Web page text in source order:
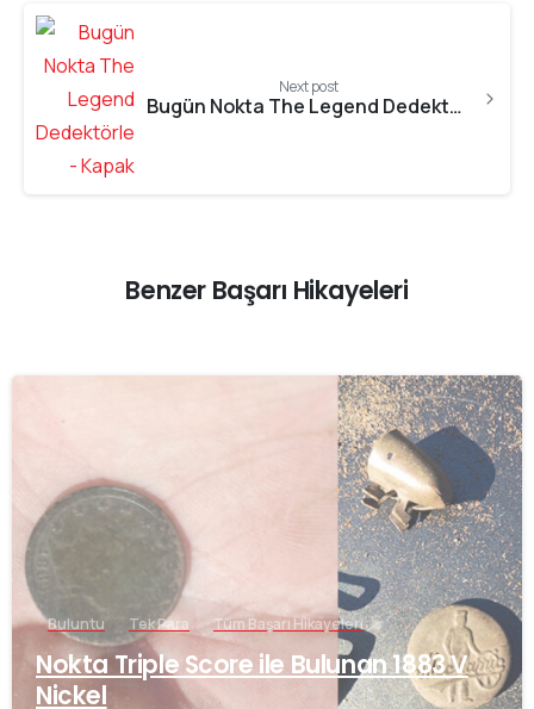
Next post
Bugün Nokta The Legend Dedektörle
Benzer Başarı Hikayeleri
-
Buluntu Tek Para Tüm Başarı Hikayeleri
Nokta Triple Score ile Bulunan 1883 V
Nickel